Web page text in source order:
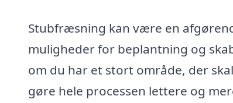
Stubfræsning kan være en
muligheder for beplantning og
om du har et stort område, der
gøre hele processen lettere og